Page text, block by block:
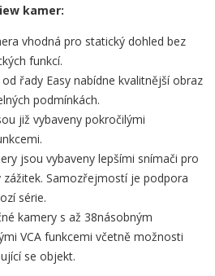
kamer:
vhodná pro statický dohled bez
funkcí.
řady Easy nabídne kvalitnější obraz
podmínkách.
již vybaveny pokročilými
jsou vybaveny lepšími snímači pro
zážitek. Samozřejmostí je podpora
série.
kamery s až 38násobným
VCA funkcemi včetně možnosti
se objekt.